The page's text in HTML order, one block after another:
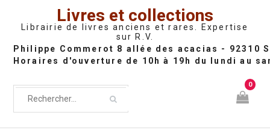
Livres et collections
Librairie de livres anciens et rares. Expertise
sur R.V.
0